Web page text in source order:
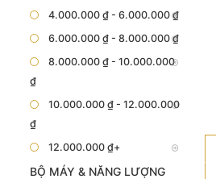
4.000.000 ₫ - 6.000.000 ₫
6.000.000 ₫ - 8.000.000 ₫
8.000.000 ₫ - 10.000.000
₫
10.000.000 ₫ - 12.000.000
₫
12.000.000 ₫+
BỘ MÁY & NĂNG LƯỢNG